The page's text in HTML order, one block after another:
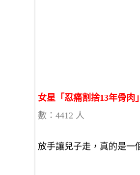
女星「忍痛割捨13年骨
數：4412 人
放手讓兒子走，真的是一